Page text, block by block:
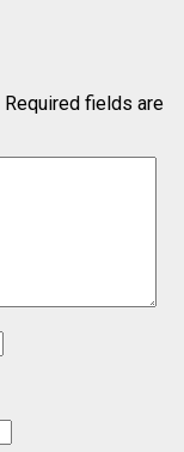
Required fields are